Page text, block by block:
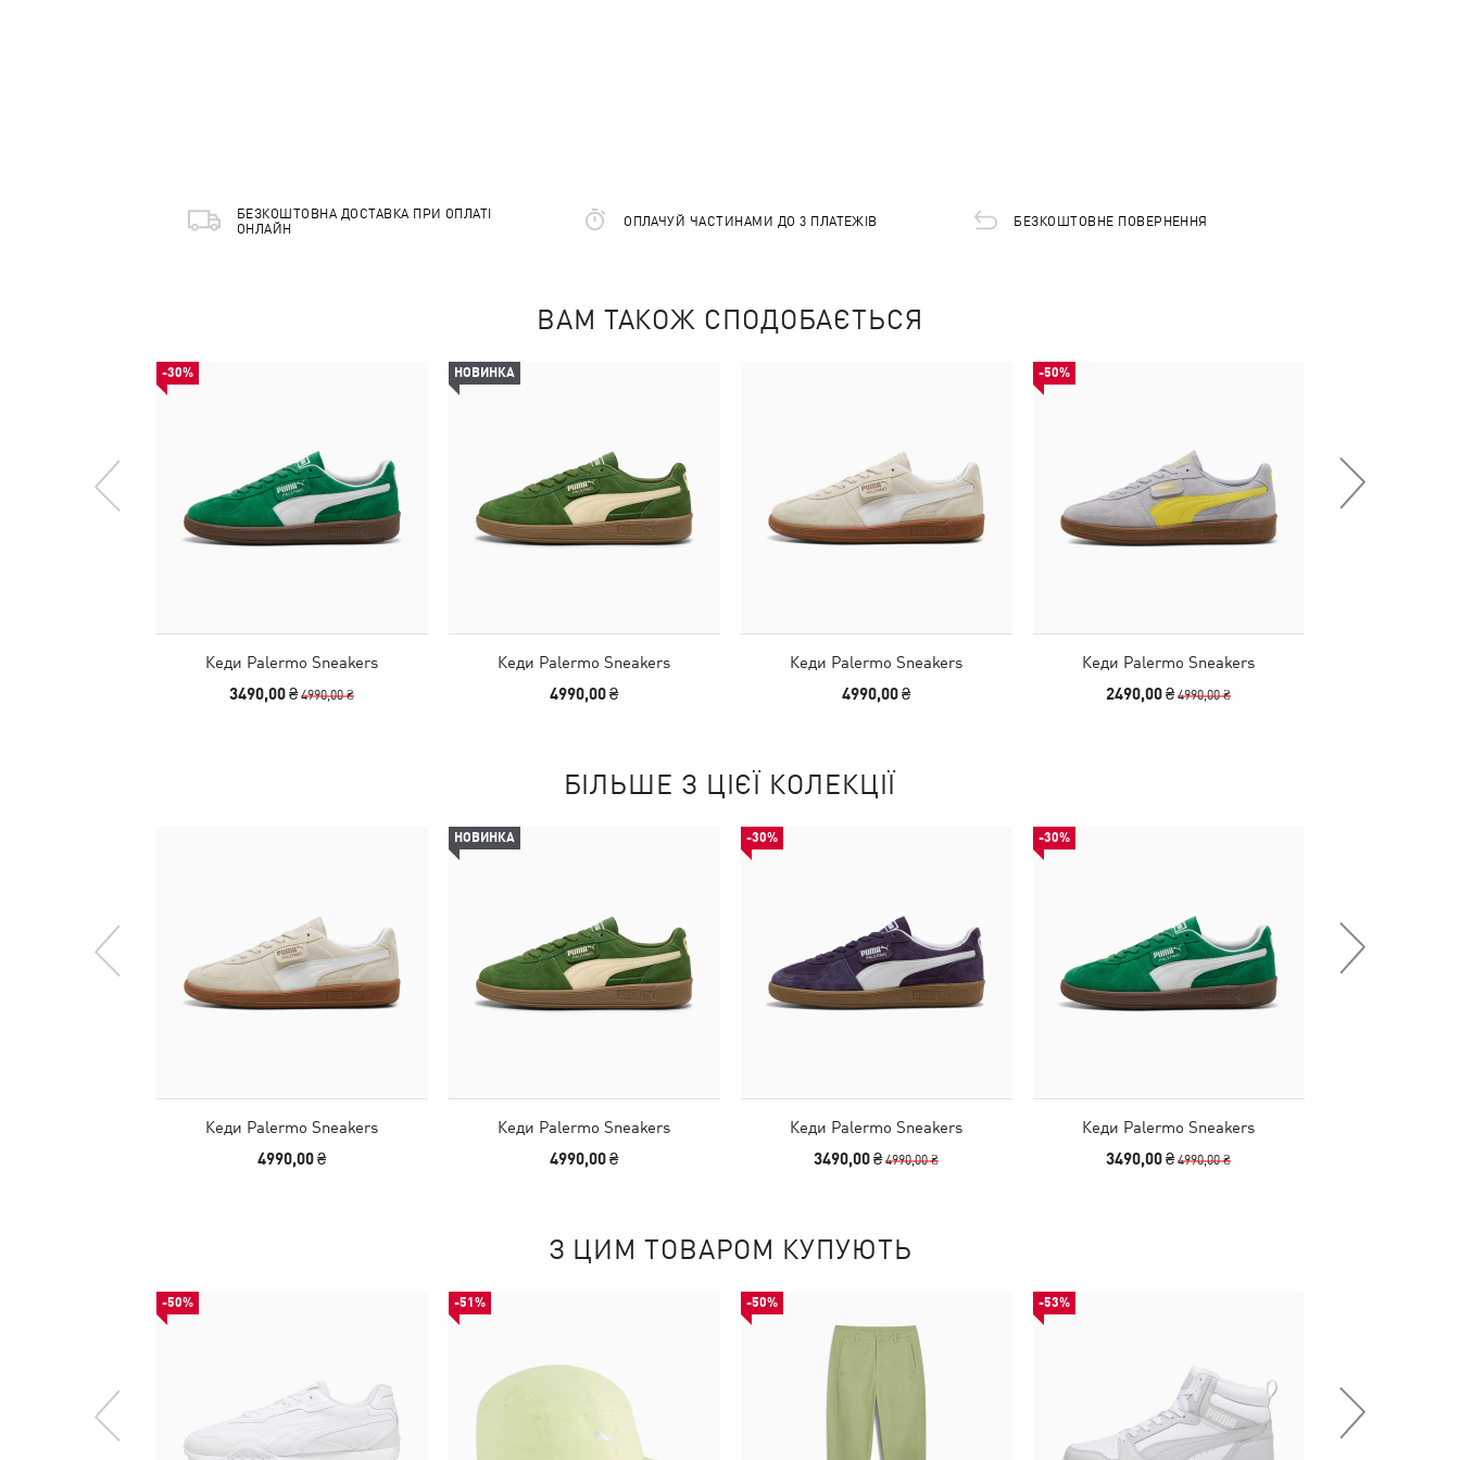
БЕЗКОШТОВНА ДОСТАВКА ПРИ ОПЛАТІ
ОНЛАЙН
ОПЛАЧУЙ ЧАСТИНАМИ ДО 3 ПЛАТЕЖІВ БЕЗКОШТОВНЕ ПОВЕРНЕННЯ
ВАМ ТАКОЖ СПОДОБАЄТЬСЯ
-30%
Кеди Palermo Sneakers
3490,00 ₴4990,00 ₴
НОВИНКА
Кеди Palermo Sneakers
4990,00 ₴
Кеди Palermo Sneakers
4990,00 ₴
-50%
Кеди Palermo Sneakers
2490,00 ₴4990,00 ₴
БІЛЬШЕ З ЦІЄЇ КОЛЕКЦІЇ
Кеди Palermo Sneakers
4990,00 ₴
НОВИНКА
Кеди Palermo Sneakers
4990,00 ₴
-30%
Кеди Palermo Sneakers
3490,00 ₴4990,00 ₴
-30%
Кеди Palermo Sneakers
3490,00 ₴4990,00 ₴
З ЦИМ ТОВАРОМ КУПУЮТЬ
-50% -51% -50% -53%